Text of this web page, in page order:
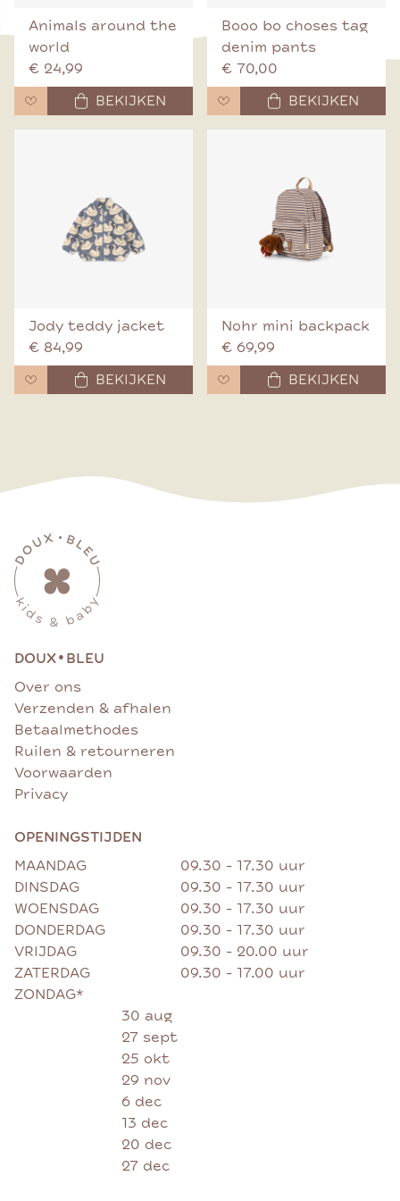
Animals around the
world
€ 24,99
BEKIJKEN
Booo bo choses tag
denim pants
€ 70,00
BEKIJKEN
Jody teddy jacket
€ 84,99
BEKIJKEN
Nohr mini backpack
€ 69,99
BEKIJKEN
DOUX• BLEU
Over ons
Verzenden & afhalen
Betaalmethodes
Ruilen & retourneren
Voorwaarden
Privacy
OPENINGSTIJDEN
MAANDAG
09.30 - 17.30 uur
DINSDAG
09.30 - 17.30 uur
WOENSDAG
09.30 - 17.30 uur
DONDERDAG
09.30 - 17.30 uur
VRIJDAG
09.30 - 20.00 uur
ZATERDAG
09.30 - 17.00 uur
ZONDAG*
30 aug
27 sept
25 okt
29 nov
6 dec
13 dec
20 dec
27 dec